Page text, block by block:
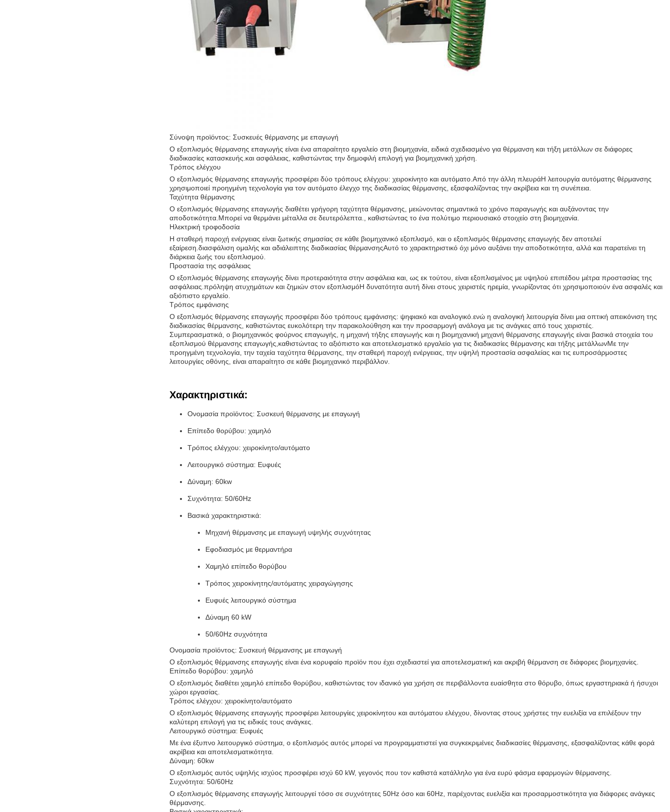
Σύνοψη προϊόντος: Συσκευές θέρμανσης με επαγωγή
Ο εξοπλισμός θέρμανσης επαγωγής είναι ένα απαραίτητο εργαλείο στη βιομηχανία, ειδικά σχεδιασμένο για θέρμανση και τήξη μετάλλων σε διάφορες
διαδικασίες κατασκευής.και ασφάλειας, καθιστώντας την δημοφιλή επιλογή για βιομηχανική χρήση.
Τρόπος ελέγχου
Ο εξοπλισμός θέρμανσης επαγωγής προσφέρει δύο τρόπους ελέγχου: χειροκίνητο και αυτόματο.Από την άλλη πλευράΗ λειτουργία αυτόματης θέρμανσης
χρησιμοποιεί προηγμένη τεχνολογία για τον αυτόματο έλεγχο της διαδικασίας θέρμανσης, εξασφαλίζοντας την ακρίβεια και τη συνέπεια.
Ταχύτητα θέρμανσης
Ο εξοπλισμός θέρμανσης επαγωγής διαθέτει γρήγορη ταχύτητα θέρμανσης, μειώνοντας σημαντικά το χρόνο παραγωγής και αυξάνοντας την
αποδοτικότητα.Μπορεί να θερμάνει μέταλλα σε δευτερόλεπτα., καθιστώντας το ένα πολύτιμο περιουσιακό στοιχείο στη βιομηχανία.
Ηλεκτρική τροφοδοσία
Η σταθερή παροχή ενέργειας είναι ζωτικής σημασίας σε κάθε βιομηχανικό εξοπλισμό, και ο εξοπλισμός θέρμανσης επαγωγής δεν αποτελεί
εξαίρεση.διασφάλιση ομαλής και αδιάλειπτης διαδικασίας θέρμανσηςΑυτό το χαρακτηριστικό όχι μόνο αυξάνει την αποδοτικότητα, αλλά και παρατείνει τη
διάρκεια ζωής του εξοπλισμού.
Προστασία της ασφάλειας
Ο εξοπλισμός θέρμανσης επαγωγής δίνει προτεραιότητα στην ασφάλεια και, ως εκ τούτου, είναι εξοπλισμένος με υψηλού επιπέδου μέτρα προστασίας της
ασφάλειας.πρόληψη ατυχημάτων και ζημιών στον εξοπλισμόΗ δυνατότητα αυτή δίνει στους χειριστές ηρεμία, γνωρίζοντας ότι χρησιμοποιούν ένα ασφαλές και
αξιόπιστο εργαλείο.
Τρόπος εμφάνισης
Ο εξοπλισμός θέρμανσης επαγωγής προσφέρει δύο τρόπους εμφάνισης: ψηφιακό και αναλογικό.ενώ η αναλογική λειτουργία δίνει μια οπτική απεικόνιση της
διαδικασίας θέρμανσης, καθιστώντας ευκολότερη την παρακολούθηση και την προσαρμογή ανάλογα με τις ανάγκες από τους χειριστές.
Συμπερασματικά, ο βιομηχανικός φούρνος επαγωγής, η μηχανή τήξης επαγωγής και η βιομηχανική μηχανή θέρμανσης επαγωγής είναι βασικά στοιχεία του
εξοπλισμού θέρμανσης επαγωγής,καθιστώντας το αξιόπιστο και αποτελεσματικό εργαλείο για τις διαδικασίες θέρμανσης και τήξης μετάλλωνΜε την
προηγμένη τεχνολογία, την ταχεία ταχύτητα θέρμανσης, την σταθερή παροχή ενέργειας, την υψηλή προστασία ασφαλείας και τις ευπροσάρμοστες
λειτουργίες οθόνης, είναι απαραίτητο σε κάθε βιομηχανικό περιβάλλον.
Χαρακτηριστικά:
Ονομασία προϊόντος: Συσκευή θέρμανσης με επαγωγή
Επίπεδο θορύβου: χαμηλό
Τρόπος ελέγχου: χειροκίνητο/αυτόματο
Λειτουργικό σύστημα: Ευφυές
Δύναμη: 60kw
Συχνότητα: 50/60Hz
Βασικά χαρακτηριστικά:
Μηχανή θέρμανσης με επαγωγή υψηλής συχνότητας
Εφοδιασμός με θερμαντήρα
Χαμηλό επίπεδο θορύβου
Τρόπος χειροκίνητης/αυτόματης χειραγώγησης
Ευφυές λειτουργικό σύστημα
Δύναμη 60 kW
50/60Hz συχνότητα
Ονομασία προϊόντος: Συσκευή θέρμανσης με επαγωγή
Ο εξοπλισμός θέρμανσης επαγωγής είναι ένα κορυφαίο προϊόν που έχει σχεδιαστεί για αποτελεσματική και ακριβή θέρμανση σε διάφορες βιομηχανίες.
Επίπεδο θορύβου: χαμηλό
Ο εξοπλισμός διαθέτει χαμηλό επίπεδο θορύβου, καθιστώντας τον ιδανικό για χρήση σε περιβάλλοντα ευαίσθητα στο θόρυβο, όπως εργαστηριακά ή ήσυχοι
χώροι εργασίας.
Τρόπος ελέγχου: χειροκίνητο/αυτόματο
Ο εξοπλισμός θέρμανσης επαγωγής προσφέρει λειτουργίες χειροκίνητου και αυτόματου ελέγχου, δίνοντας στους χρήστες την ευελιξία να επιλέξουν την
καλύτερη επιλογή για τις ειδικές τους ανάγκες.
Λειτουργικό σύστημα: Ευφυές
Με ένα έξυπνο λειτουργικό σύστημα, ο εξοπλισμός αυτός μπορεί να προγραμματιστεί για συγκεκριμένες διαδικασίες θέρμανσης, εξασφαλίζοντας κάθε φορά
ακρίβεια και αποτελεσματικότητα.
Δύναμη: 60kw
Ο εξοπλισμός αυτός υψηλής ισχύος προσφέρει ισχύ 60 kW, γεγονός που τον καθιστά κατάλληλο για ένα ευρύ φάσμα εφαρμογών θέρμανσης.
Συχνότητα: 50/60Hz
Ο εξοπλισμός θέρμανσης επαγωγής λειτουργεί τόσο σε συχνότητες 50Hz όσο και 60Hz, παρέχοντας ευελιξία και προσαρμοστικότητα για διάφορες ανάγκες
θέρμανσης.